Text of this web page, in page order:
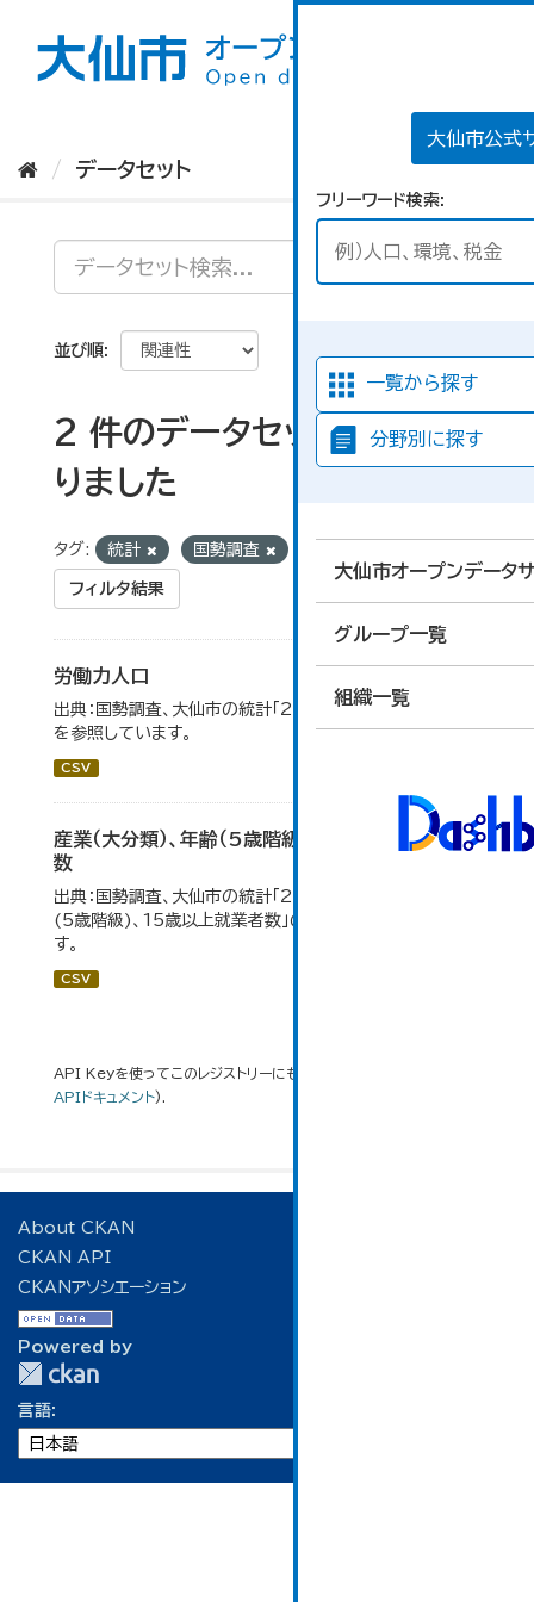
大仙市公式
フリーワード検索
一覧から探す
分野別に探す
大仙市オープンデータ
グループ一覧
組織一覧
データセット
並び順
2 件のデータセットが見つか
りました
タグ: 統計 国勢調査
フィルタ結果
労働力人口
出典：国勢調査、大仙市の統計「2-6 労働力人口」のデータ
を参照しています。
CSV
産業（大分類）、年齢（5歳階級）、15歳以上就業者
数
出典：国勢調査、大仙市の統計「2-7 産業(大分類)、年齢
(5歳階級)、15歳以上就業者数」のデータを参照していま
す。
CSV
API Keyを使ってこのレジストリーにもアクセス可能です
APIドキュメント).
About CKAN
CKAN API
CKANアソシエーション
Powered by
言語